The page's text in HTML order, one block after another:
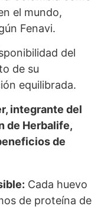
el mundo,
Fenavi.
del
de su
equilibrada.
integrante del
de Herbalife,
de
Cada huevo
de proteína de